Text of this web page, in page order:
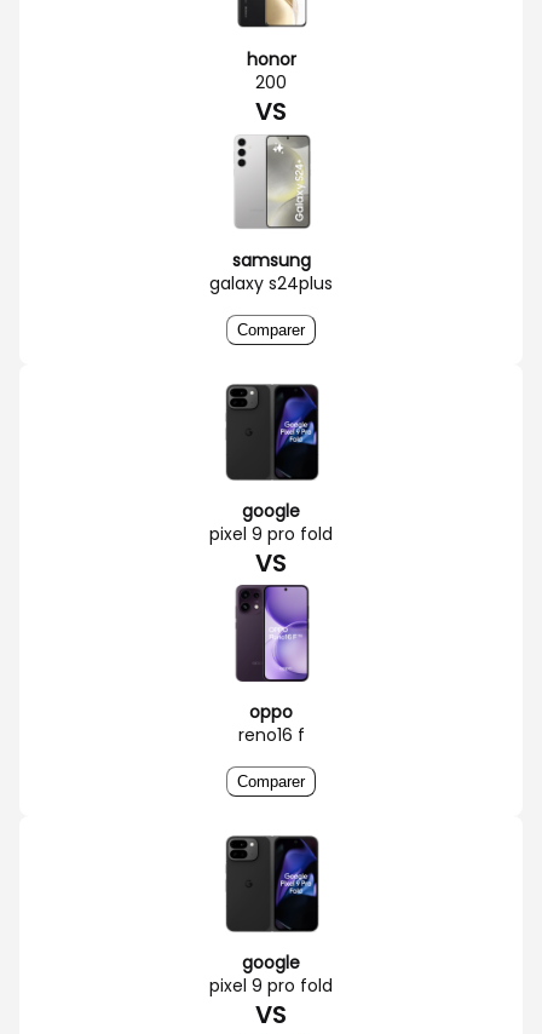
honor
200
VS
samsung
galaxy s24plus
Comparer
google
pixel 9 pro fold
VS
oppo
reno16 f
Comparer
google
pixel 9 pro fold
VS